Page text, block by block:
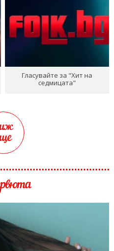
Гласувайте за "Хит на
седмицата"